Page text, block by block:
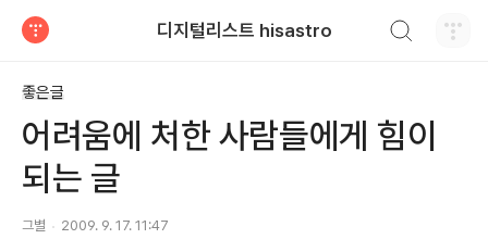
디지털리스트 hisastro
좋은글
어려움에 처한 사람들에게 힘이
되는 글
그별 2009. 9. 17. 11:47